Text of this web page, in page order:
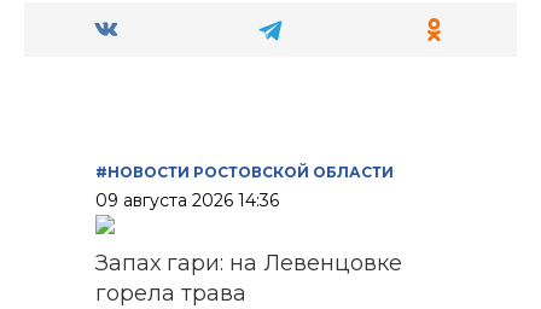
#НОВОСТИ РОСТОВСКОЙ ОБЛАСТИ
09 августа 2026 14:36
Запах гари: на Левенцовке
горела трава